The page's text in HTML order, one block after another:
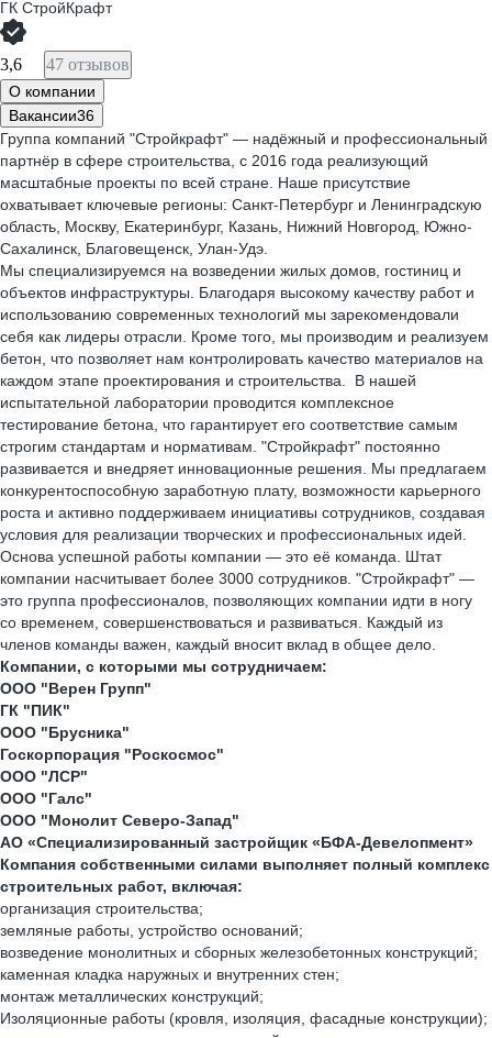
ГК СтройКрафт
3,6 47 отзывов
О компании
Вакансии36
Группа компаний "Стройкрафт" — надёжный и профессиональный
партнёр в сфере строительства, с 2016 года реализующий
масштабные проекты по всей стране. Наше присутствие
охватывает ключевые регионы: Санкт-Петербург и Ленинградскую
область, Москву, Екатеринбург, Казань, Нижний Новгород, Южно-
Сахалинск, Благовещенск, Улан-Удэ.
Мы специализируемся на возведении жилых домов, гостиниц и
объектов инфраструктуры. Благодаря высокому качеству работ и
использованию современных технологий мы зарекомендовали
себя как лидеры отрасли. Кроме того, мы производим и реализуем
бетон, что позволяет нам контролировать качество материалов на
каждом этапе проектирования и строительства. В нашей
испытательной лаборатории проводится комплексное
тестирование бетона, что гарантирует его соответствие самым
строгим стандартам и нормативам. "Стройкрафт" постоянно
развивается и внедряет инновационные решения. Мы предлагаем
конкурентоспособную заработную плату, возможности карьерного
роста и активно поддерживаем инициативы сотрудников, создавая
условия для реализации творческих и профессиональных идей.
Основа успешной работы компании — это её команда. Штат
компании насчитывает более 3000 сотрудников. "Стройкрафт" —
это группа профессионалов, позволяющих компании идти в ногу
со временем, совершенствоваться и развиваться. Каждый из
членов команды важен, каждый вносит вклад в общее дело.
Компании, с которыми мы сотрудничаем:
ООО "Верен Групп"
ГК "ПИК"
ООО "Брусника"
Госкорпорация "Роскосмос"
ООО "ЛСР"
ООО "Галс"
ООО "Монолит Северо-Запад"
АО «Специализированный застройщик «БФА-Девелопмент»
Компания собственными силами выполняет полный комплекс
строительных работ, включая:
организация строительства;
земляные работы, устройство оснований;
возведение монолитных и сборных железобетонных конструкций;
каменная кладка наружных и внутренних стен;
монтаж металлических конструкций;
Изоляционные работы (кровля, изоляция, фасадные конструкции);